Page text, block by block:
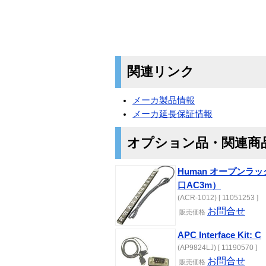
関連リンク
メーカ製品情報
メーカ延長保証情報
オプション品・関連商
Human オープンラ
口AC3m）
(ACR-1012) [ 11051253 ]
販売価格 お問合せ
APC Interface Kit: C
(AP9824LJ) [ 11190570 ]
販売価格 お問合せ